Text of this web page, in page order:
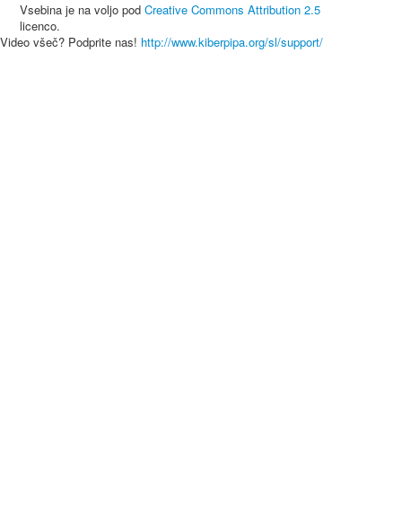
Vsebina je na voljo pod Creative Commons Attribution 2.5
licenco.
Video všeč? Podprite nas! http://www.kiberpipa.org/sl/support/